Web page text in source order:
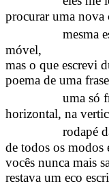
procurar uma nova
mesma
móvel,
mas o que escrevi
poema de uma
uma só
horizontal, na
rodapé
de todos os modos
vocês nunca mais
restava um eco